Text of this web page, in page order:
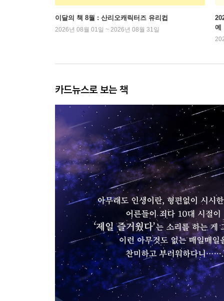
이달의 책 8월 : 산리오캐릭터즈 유리컵
2026년 08월 01일 ~ 2026년 08월 31일
예
카드뉴스로 보는 책